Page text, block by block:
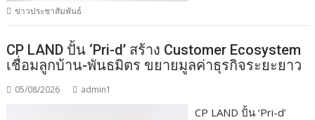
ข่าวประชาสัมพันธ์
CP LAND ปั้น ‘Pri-d’ สร้าง Customer Ecosystem
เชื่อมลูกบ้าน-พันธมิตร ขยายมูลค่าธุรกิจระยะยาว
05/08/2026 admin1
CP LAND ปั้น ‘Pri-d’